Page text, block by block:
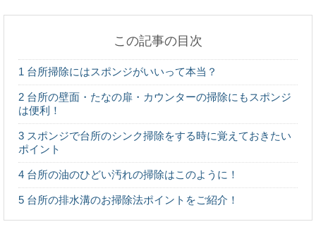
鏡と写真が実物と違う…。本当の自分はどっちなの
かについて
因について
この記事の目次
1 台所掃除にはスポンジがいいって本当？
2 台所の壁面・たなの扉・カウンターの掃除にもスポンジ
は便利！
3 スポンジで台所のシンク掃除をする時に覚えておきたい
ポイント
4 台所の油のひどい汚れの掃除はこのように！
5 台所の排水溝のお掃除法ポイントをご紹介！